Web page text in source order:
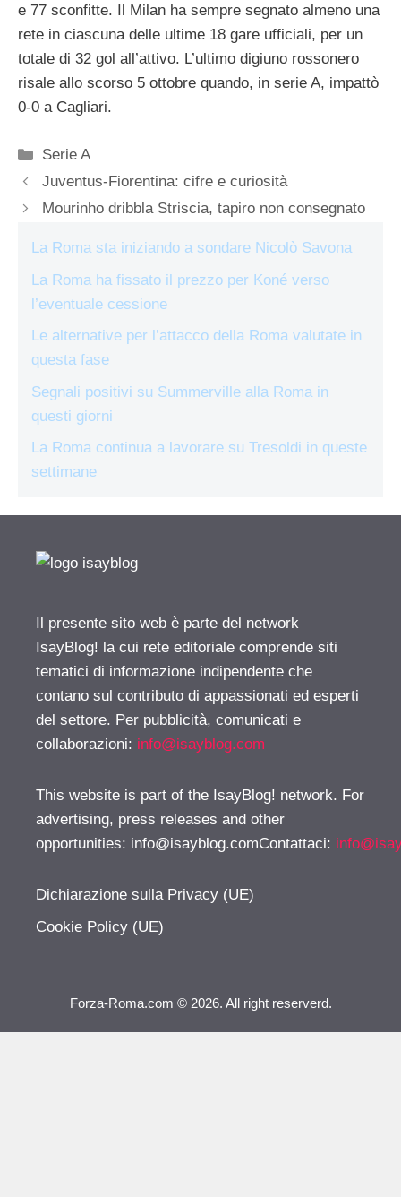
e 77 sconfitte. Il Milan ha sempre segnato almeno una
rete in ciascuna delle ultime 18 gare ufficiali, per un
totale di 32 gol all’attivo. L’ultimo digiuno rossonero
risale allo scorso 5 ottobre quando, in serie A, impattò
0-0 a Cagliari.
Categorie
Serie A
Juventus-Fiorentina: cifre e curiosità
Mourinho dribbla Striscia, tapiro non consegnato
La Roma sta iniziando a sondare Nicolò Savona
La Roma ha fissato il prezzo per Koné verso
l’eventuale cessione
Le alternative per l’attacco della Roma valutate in
questa fase
Segnali positivi su Summerville alla Roma in
questi giorni
La Roma continua a lavorare su Tresoldi in queste
settimane
Il presente sito web è parte del network
IsayBlog! la cui rete editoriale comprende siti
tematici di informazione indipendente che
contano sul contributo di appassionati ed esperti
del settore. Per pubblicità, comunicati e
collaborazioni: info@isayblog.com
This website is part of the IsayBlog! network. For
advertising, press releases and other
opportunities: info@isayblog.comContattaci:
Dichiarazione sulla Privacy (UE)
Cookie Policy (UE)
Forza-Roma.com © 2026. All right reserverd.